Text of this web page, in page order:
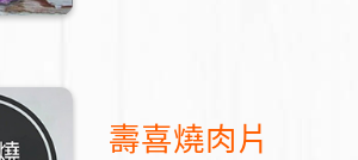
壽喜燒肉片